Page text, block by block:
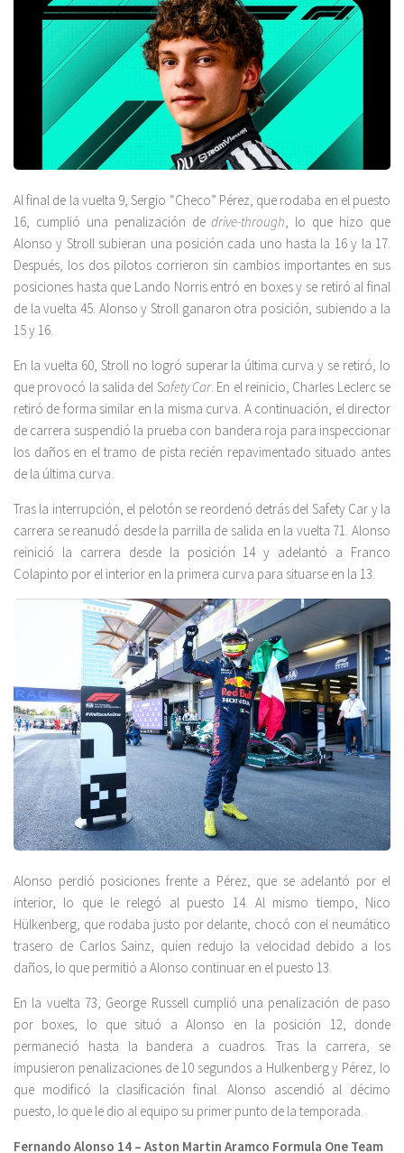
Al final de la vuelta 9, Sergio “Checo” Pérez, que rodaba en el puesto
16, cumplió una penalización dedrive-through, lo que hizo que
Alonso y Stroll subieran una posición cada uno hasta la 16 y la 17.
Después, los dos pilotos corrieron sin cambios importantes en sus
posiciones hasta que Lando Norris entró en boxes y se retiró al final
de la vuelta 45. Alonso y Stroll ganaron otra posición, subiendo a la
15 y 16.
En la vuelta 60, Stroll no logró superar la última curva y se retiró, lo
que provocó la salida del Safety Car. En el reinicio, Charles Leclerc se
retiró de forma similar en la misma curva. A continuación, el director
de carrera suspendió la prueba con bandera roja para inspeccionar
los daños en el tramo de pista recién repavimentado situado antes
de la última curva.
Tras la interrupción, el pelotón se reordenó detrás del Safety Car y la
carrera se reanudó desde la parrilla de salida en la vuelta 71. Alonso
reinició la carrera desde la posición 14 y adelantó a Franco
Colapinto por el interior en la primera curva para situarse en la 13.
Alonso perdió posiciones frente a Pérez, que se adelantó por el
interior, lo que le relegó al puesto 14. Al mismo tiempo, Nico
Hülkenberg, que rodaba justo por delante, chocó con el neumático
trasero de Carlos Sainz, quien redujo la velocidad debido a los
daños, lo que permitió a Alonso continuar en el puesto 13.
En la vuelta 73, George Russell cumplió una penalización de paso
por boxes, lo que situó a Alonso en la posición 12, donde
permaneció hasta la bandera a cuadros. Tras la carrera, se
impusieron penalizaciones de 10 segundos a Hulkenberg y Pérez, lo
que modificó la clasificación final. Alonso ascendió al décimo
puesto, lo que le dio al equipo su primer punto de la temporada.
Fernando Alonso 14 – Aston Martin Aramco Formula One Team